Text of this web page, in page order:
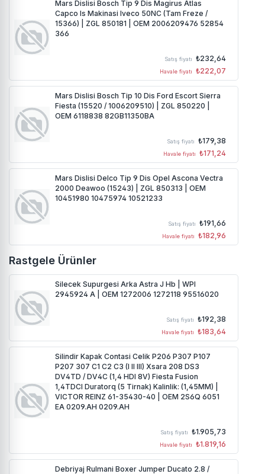
Mars Dislisi Bosch Tip 9 Dis Magirus Atlas
Capco Is Makinasi Iveco 50NC (Tam Freze /
15366) | ZGL 850181 | OEM 2006209476 52854
366
Satış fiyatı ₺232,64
Havale fiyatı ₺222,07
Mars Dislisi Bosch Tip 10 Dis Ford Escort Sierra
Fiesta (15520 / 1006209510) | ZGL 850220 |
OEM 6118838 82GB11350BA
Satış fiyatı ₺179,38
Havale fiyatı ₺171,24
Mars Dislisi Delco Tip 9 Dis Opel Ascona Vectra
2000 Deawoo (15243) | ZGL 850313 | OEM
10451980 10475974 10521233
Satış fiyatı ₺191,66
Havale fiyatı ₺182,96
Rastgele Ürünler
Silecek Supurgesi Arka Astra J Hb | WPI
2945924 A | OEM 1272006 1272118 95516020
Satış fiyatı ₺192,38
Havale fiyatı ₺183,64
Silindir Kapak Contasi Celik P206 P307 P107
P207 307 C1 C2 C3 (I II III) Xsara 208 DS3
DV4TD / DV4C (1,4 HDI 8V) Fiesta Fusion
1,4TDCI Duratorq (5 Tirnak) Kalinlik: (1,45MM) |
VICTOR REINZ 61-35430-40 | OEM 2S6Q 6051
EA 0209.AH 0209.AH
Satış fiyatı ₺1.905,73
Havale fiyatı ₺1.819,16
Debriyaj Rulmani Boxer Jumper Ducato 2.8 /